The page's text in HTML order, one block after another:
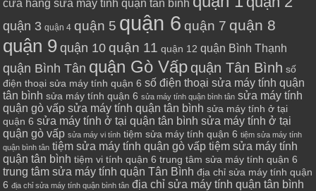
cửa hàng sửa máy tính quận tân bình
quận 3 quận 4 quận 5 quận 6 quận 7 quận 8
quận 9 quận 10 quận 11 quận 12 quận Bình Thạnh
quận Bình Tân quận Gò Vấp quận Tân Bình số
điện thoại sửa máy tính quận 6 số điện thoại sửa máy tính quận
tân bình sửa máy tính quận 6 sửa máy tính quận bình tân sửa máy tính
quận gò vấp sửa máy tính quận tân bình sửa máy tính ở tại
quận 6 sửa máy tính ở tại quận tân bình sửa máy tính ở tại
quận gò vấp sửa máy vi tính tiệm sửa máy tính quận 6 tiệm sửa máy tính
quận bình tân tiệm sửa máy tính quận gò vấp tiệm sửa máy tính
quận tân bình tiệm vi tính quận 6 trung tâm sửa máy tính quận 6
trung tâm sửa máy tính quận Tân Bình địa chỉ sửa máy tính quận
6 địa chỉ sửa máy tính quận bình tân địa chỉ sửa máy tính quận tân bình